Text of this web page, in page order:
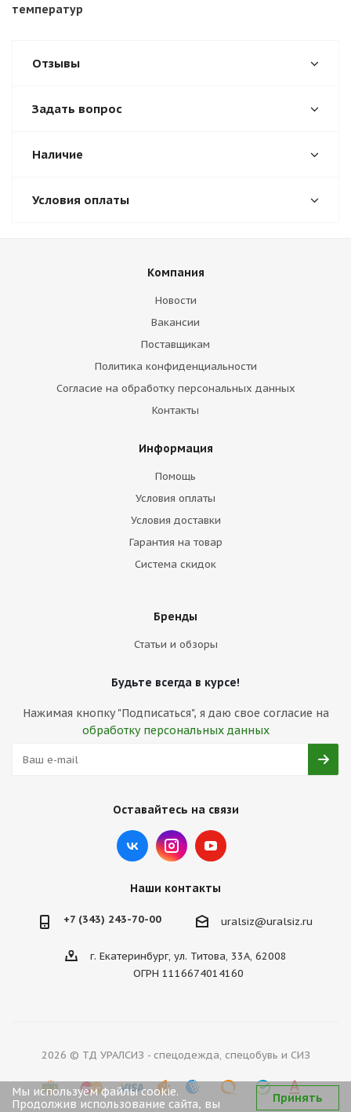
температур
Отзывы
Задать вопрос
Наличие
Условия оплаты
Компания
Новости
Вакансии
Поставщикам
Политика конфиденциальности
Согласие на обработку персональных данных
Контакты
Информация
Помощь
Условия оплаты
Условия доставки
Гарантия на товар
Система скидок
Бренды
Статьи и обзоры
Будьте всегда в курсе!
Нажимая кнопку "Подписаться", я даю свое согласие на
обработку персональных данных
Оставайтесь на связи
Наши контакты
+7 (343) 243-70-00 uralsiz@uralsiz.ru
г. Екатеринбург, ул. Титова, 33А, 62008
ОГРН 1116674014160
2026 © ТД УРАЛСИЗ - спецодежда, спецобувь и СИЗ
Мы используем файлы cookie.
Продолжив использование сайта, вы
Принять